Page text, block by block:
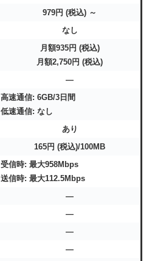
979円 (税込) ～
なし
月額935円 (税込)
月額2,750円 (税込)
―
高速通信: 6GB/3日間
低速通信: なし
あり
165円 (税込)/100MB
受信時: 最大958Mbps
送信時: 最大112.5Mbps
―
―
―
―